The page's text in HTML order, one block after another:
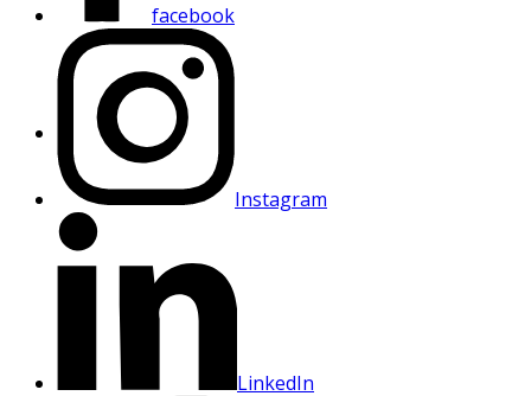
facebook
Instagram
LinkedIn